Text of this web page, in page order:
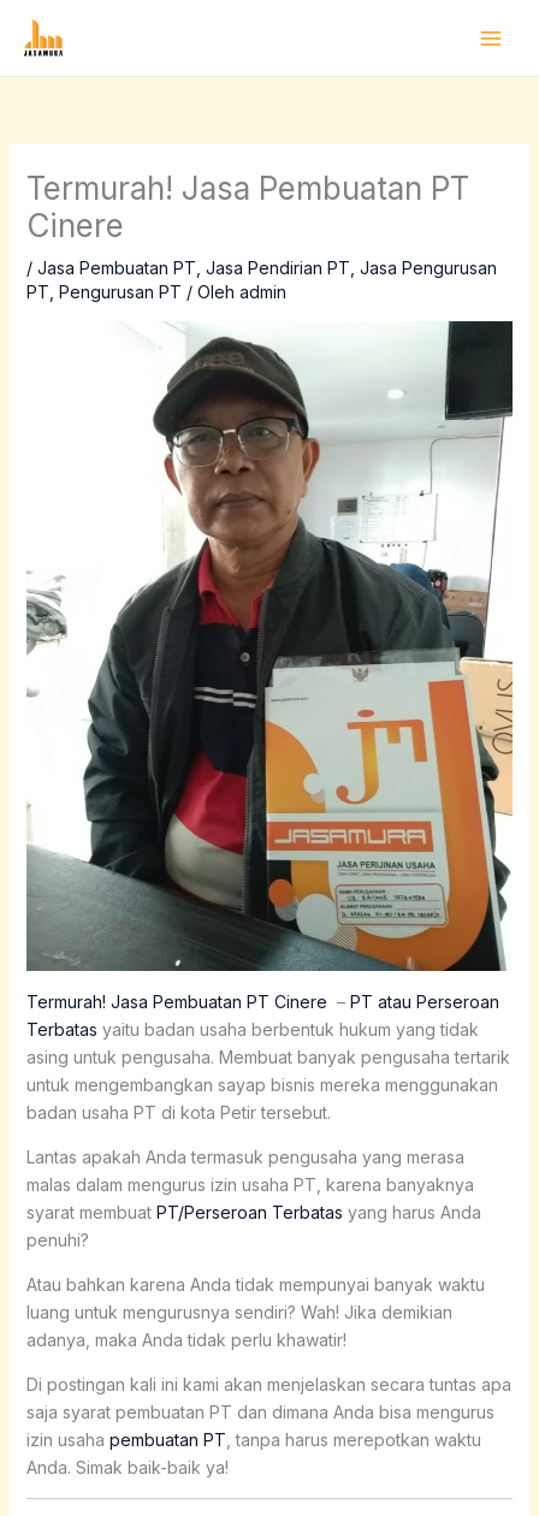
Termurah! Jasa Pembuatan PT
Cinere
/ Jasa Pembuatan PT Jasa Pendirian PT Jasa Pengurusan
PT Pengurusan PT / Oleh admin
Termurah! Jasa Pembuatan PT Cinere – PT atau Perseroan
Terbatas yaitu badan usaha berbentuk hukum yang tidak
asing untuk pengusaha. Membuat banyak pengusaha tertarik
untuk mengembangkan sayap bisnis mereka menggunakan
badan usaha PT di kota Petir tersebut.
Lantas apakah Anda termasuk pengusaha yang merasa
malas dalam mengurus izin usaha PT, karena banyaknya
syarat membuat PT/Perseroan Terbatas yang harus Anda
penuhi?
Atau bahkan karena Anda tidak mempunyai banyak waktu
luang untuk mengurusnya sendiri? Wah! Jika demikian
adanya, maka Anda tidak perlu khawatir!
Di postingan kali ini kami akan menjelaskan secara tuntas apa
saja syarat pembuatan PT dan dimana Anda bisa mengurus
izin usaha pembuatan PT , tanpa harus merepotkan waktu
Anda. Simak baik-baik ya!